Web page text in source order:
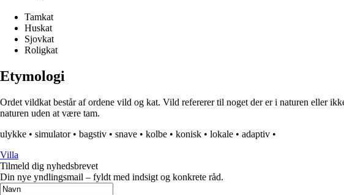
Tamkat
Huskat
Sjovkat
Roligkat
Etymologi
Ordet vildkat består af ordene vild og kat. Vild refererer til noget der er i naturen eller
naturen uden at være tam.
ulykke • simulator• bagstiv • snave • kolbe • konisk • lokale • adaptiv •
Villa
Tilmeld dig nyhedsbrevet
Din nye yndlingsmail – fyldt med indsigt og konkrete råd.